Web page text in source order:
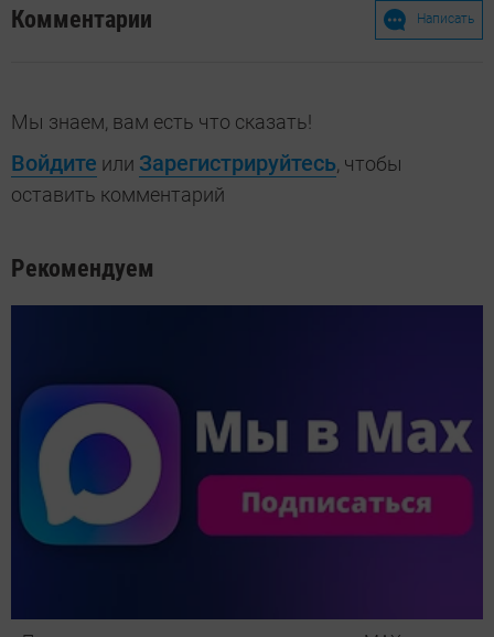
Комментарии Написать
Мы знаем, вам есть что сказать!
Войдите или Зарегистрируйтесь, чтобы
оставить комментарий
Рекомендуем